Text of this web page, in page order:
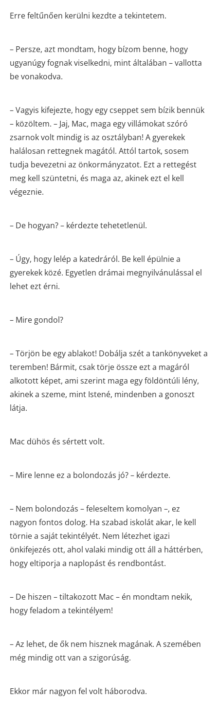
Erre feltűnően kerülni kezdte a tekintetem.
– Persze, azt mondtam, hogy bízom benne, hogy
ugyanúgy fognak viselkedni, mint általában – vallotta
be vonakodva.
– Vagyis kifejezte, hogy egy cseppet sem bízik bennük
– közöltem. – Jaj, Mac, maga egy villámokat szóró
zsarnok volt mindig is az osztályban! A gyerekek
halálosan rettegnek magától. Attól tartok, sosem
tudja bevezetni az önkormányzatot. Ezt a rettegést
meg kell szüntetni, és maga az, akinek ezt el kell
végeznie.
– De hogyan? – kérdezte tehetetlenül.
– Úgy, hogy lelép a katedráról. Be kell épülnie a
gyerekek közé. Egyetlen drámai megnyilvánulással el
lehet ezt érni.
– Mire gondol?
– Törjön be egy ablakot! Dobálja szét a tankönyveket a
teremben! Bármit, csak törje össze ezt a magáról
alkotott képet, ami szerint maga egy földöntúli lény,
akinek a szeme, mint Istené, mindenben a gonoszt
látja.
Mac dühös és sértett volt.
– Mire lenne ez a bolondozás jó? – kérdezte.
– Nem bolondozás – feleseltem komolyan –, ez
nagyon fontos dolog. Ha szabad iskolát akar, le kell
törnie a saját tekintélyét. Nem létezhet igazi
önkifejezés ott, ahol valaki mindig ott áll a háttérben,
hogy eltiporja a naplopást és rendbontást.
– De hiszen – tiltakozott Mac – én mondtam nekik,
hogy feladom a tekintélyem!
– Az lehet, de ők nem hisznek magának. A szemében
még mindig ott van a szigorúság.
Ekkor már nagyon fel volt háborodva.